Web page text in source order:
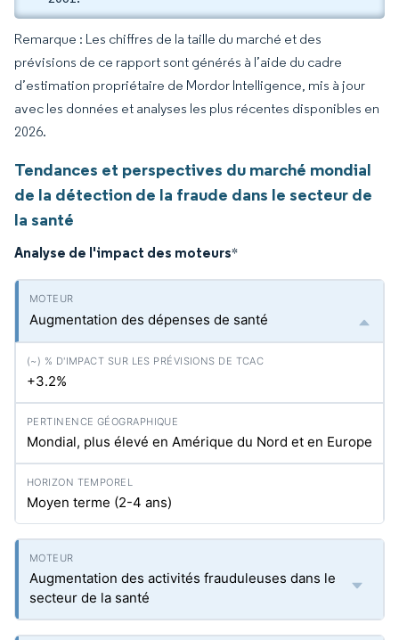
Remarque : Les chiffres de la taille du marché et des
prévisions de ce rapport sont générés à l’aide du cadre
d’estimation propriétaire de Mordor Intelligence, mis à jour
avec les données et analyses les plus récentes disponibles en
2026.
Tendances et perspectives du marché mondial
de la détection de la fraude dans le secteur de
la santé
Analyse de l'impact des moteurs*
Augmentation des dépenses de santé
+3.2%
Mondial, plus élevé en Amérique du Nord et en Europe
Moyen terme (2-4 ans)
Augmentation des activités frauduleuses dans le
secteur de la santé